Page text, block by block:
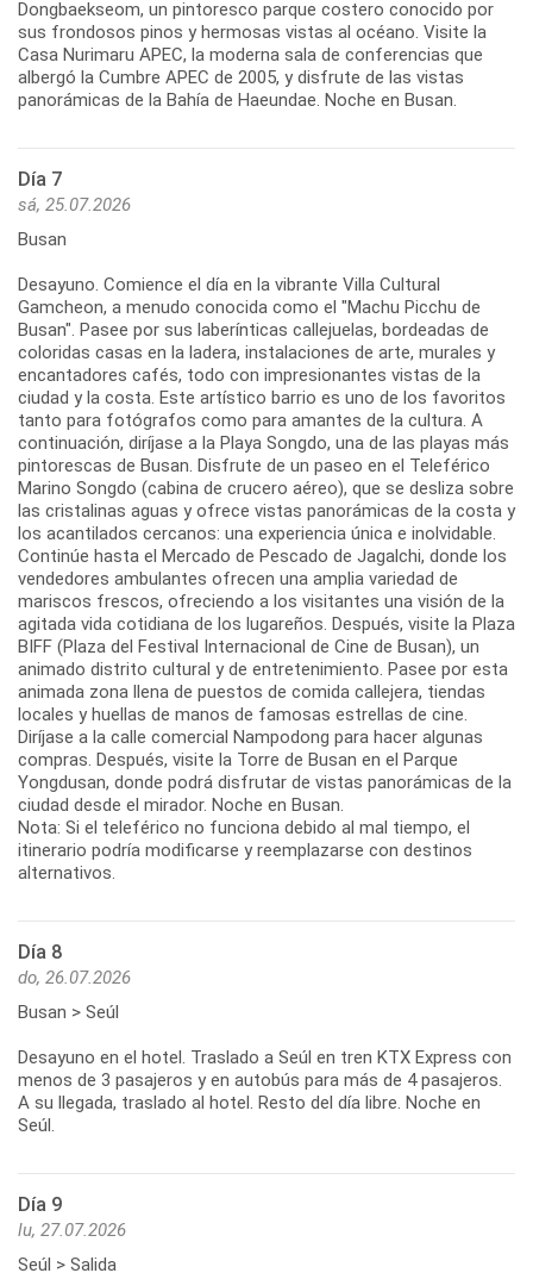
Dongbaekseom, un pintoresco parque costero conocido por
sus frondosos pinos y hermosas vistas al océano. Visite la
Casa Nurimaru APEC, la moderna sala de conferencias que
albergó la Cumbre APEC de 2005, y disfrute de las vistas
Día 7
sá, 25.07.2026
Busan
Desayuno. Comience el día en la vibrante Villa Cultural
Gamcheon, a menudo conocida como el "Machu Picchu de
Busan". Pasee por sus laberínticas callejuelas, bordeadas de
coloridas casas en la ladera, instalaciones de arte, murales y
encantadores cafés, todo con impresionantes vistas de la
ciudad y la costa. Este artístico barrio es uno de los favoritos
tanto para fotógrafos como para amantes de la cultura. A
continuación, diríjase a la Playa Songdo, una de las playas más
pintorescas de Busan. Disfrute de un paseo en el Teleférico
Marino Songdo (cabina de crucero aéreo), que se desliza sobre
las cristalinas aguas y ofrece vistas panorámicas de la costa y
los acantilados cercanos: una experiencia única e inolvidable.
Continúe hasta el Mercado de Pescado de Jagalchi, donde los
vendedores ambulantes ofrecen una amplia variedad de
mariscos frescos, ofreciendo a los visitantes una visión de la
agitada vida cotidiana de los lugareños. Después, visite la Plaza
BIFF (Plaza del Festival Internacional de Cine de Busan), un
animado distrito cultural y de entretenimiento. Pasee por esta
animada zona llena de puestos de comida callejera, tiendas
locales y huellas de manos de famosas estrellas de cine.
Diríjase a la calle comercial Nampodong para hacer algunas
compras. Después, visite la Torre de Busan en el Parque
Yongdusan, donde podrá disfrutar de vistas panorámicas de la
ciudad desde el mirador. Noche en Busan.
Nota: Si el teleférico no funciona debido al mal tiempo, el
itinerario podría modificarse y reemplazarse con destinos
alternativos.
Día 8
do, 26.07.2026
Busan > Seúl
Desayuno en el hotel. Traslado a Seúl en tren KTX Express con
menos de 3 pasajeros y en autobús para más de 4 pasajeros.
A su llegada, traslado al hotel. Resto del día libre. Noche en
Seúl.
Día 9
lu, 27.07.2026
Seúl > Salida